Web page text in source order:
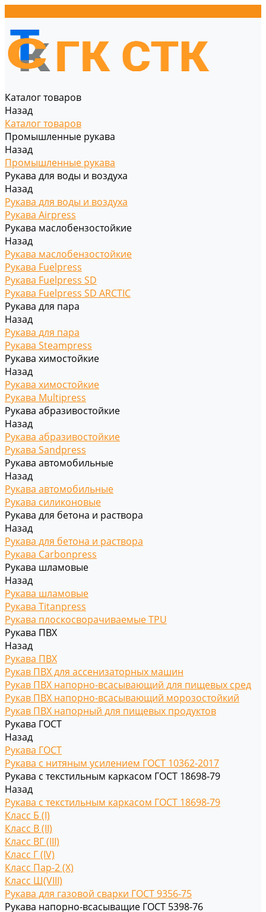
Каталог товаров
Назад
Каталог товаров
Промышленные рукава
Назад
Промышленные рукава
Рукава для воды и воздуха
Назад
Рукава для воды и воздуха
Рукава Airpress
Рукава маслобензостойкие
Назад
Рукава маслобензостойкие
Рукава Fuelpress
Рукава Fuelpress SD
Рукава Fuelpress SD ARCTIC
Рукава для пара
Назад
Рукава для пара
Рукава Steampress
Рукава химостойкие
Назад
Рукава химостойкие
Рукава Multipress
Рукава абразивостойкие
Назад
Рукава абразивостойкие
Рукава Sandpress
Рукава автомобильные
Назад
Рукава автомобильные
Рукава силиконовые
Рукава для бетона и раствора
Назад
Рукава для бетона и раствора
Рукава Carbonpress
Рукава шламовые
Назад
Рукава шламовые
Рукава Titanpress
Рукава плоскосворачиваемые TPU
Рукава ПВХ
Назад
Рукава ПВХ
Рукав ПВХ для ассенизаторных машин
Рукав ПВХ напорно-всасывающий для пищевых сред
Рукав ПВХ напорно-всасывающий морозостойкий
Рукав ПВХ напорный для пищевых продуктов
Рукава ГОСТ
Назад
Рукава ГОСТ
Рукава с нитяным усилением ГОСТ 10362-2017
Рукава с текстильным каркасом ГОСТ 18698-79
Назад
Рукава с текстильным каркасом ГОСТ 18698-79
Класс Б (I)
Класс В (II)
Класс ВГ (III)
Класс Г (IV)
Класс Пар-2 (X)
Класс Ш(VIII)
Рукава для газовой сварки ГОСТ 9356-75
Рукава напорно-всасыващие ГОСТ 5398-76